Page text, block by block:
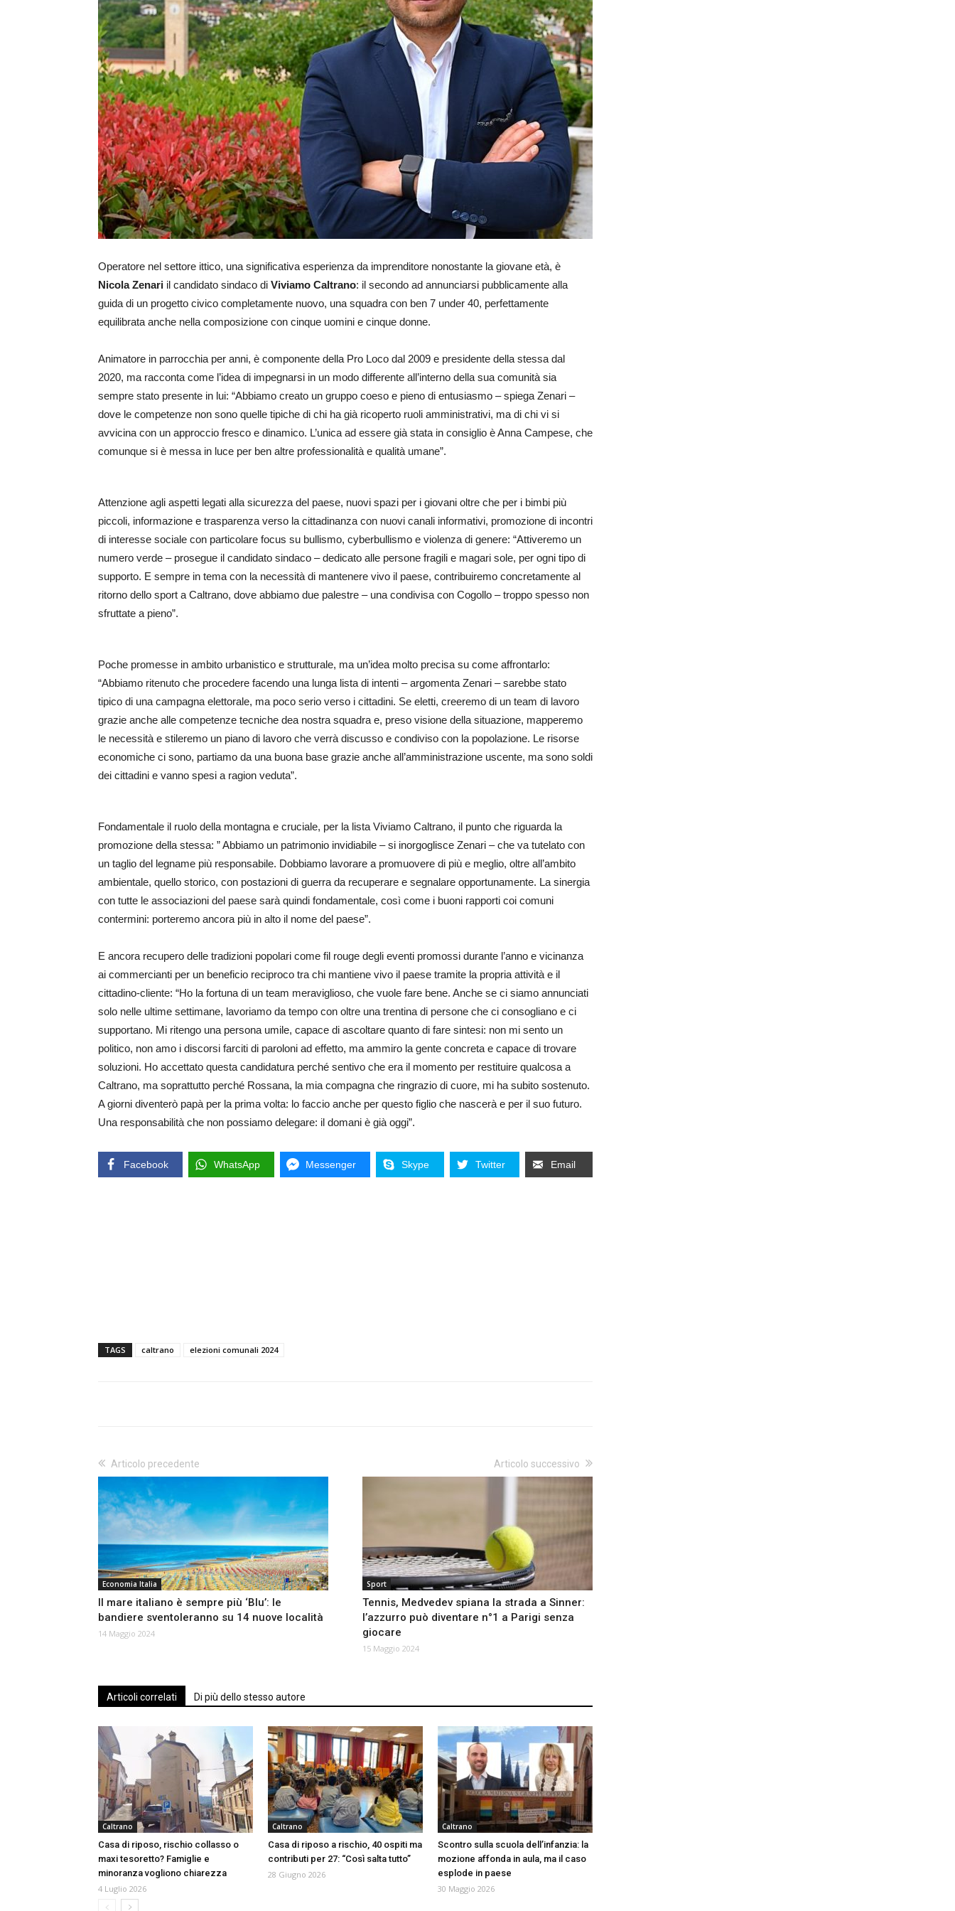
Operatore nel settore ittico, una significativa esperienza da imprenditore nonostante la giovane età, è
Nicola Zenari il candidato sindaco di Viviamo Caltrano: il secondo ad annunciarsi pubblicamente alla
guida di un progetto civico completamente nuovo, una squadra con ben 7 under 40, perfettamente
equilibrata anche nella composizione con cinque uomini e cinque donne.
Animatore in parrocchia per anni, è componente della Pro Loco dal 2009 e presidente della stessa dal
2020, ma racconta come l’idea di impegnarsi in un modo differente all’interno della sua comunità sia
sempre stato presente in lui: “Abbiamo creato un gruppo coeso e pieno di entusiasmo – spiega Zenari –
dove le competenze non sono quelle tipiche di chi ha già ricoperto ruoli amministrativi, ma di chi vi si
avvicina con un approccio fresco e dinamico. L’unica ad essere già stata in consiglio è Anna Campese, che
comunque si è messa in luce per ben altre professionalità e qualità umane”.
Attenzione agli aspetti legati alla sicurezza del paese, nuovi spazi per i giovani oltre che per i bimbi più
piccoli, informazione e trasparenza verso la cittadinanza con nuovi canali informativi, promozione di incontri
di interesse sociale con particolare focus su bullismo, cyberbullismo e violenza di genere: “Attiveremo un
numero verde – prosegue il candidato sindaco – dedicato alle persone fragili e magari sole, per ogni tipo di
supporto. E sempre in tema con la necessità di mantenere vivo il paese, contribuiremo concretamente al
ritorno dello sport a Caltrano, dove abbiamo due palestre – una condivisa con Cogollo – troppo spesso non
sfruttate a pieno”.
Poche promesse in ambito urbanistico e strutturale, ma un’idea molto precisa su come affrontarlo:
“Abbiamo ritenuto che procedere facendo una lunga lista di intenti – argomenta Zenari – sarebbe stato
tipico di una campagna elettorale, ma poco serio verso i cittadini. Se eletti, creeremo di un team di lavoro
grazie anche alle competenze tecniche dea nostra squadra e, preso visione della situazione, mapperemo
le necessità e stileremo un piano di lavoro che verrà discusso e condiviso con la popolazione. Le risorse
economiche ci sono, partiamo da una buona base grazie anche all’amministrazione uscente, ma sono soldi
dei cittadini e vanno spesi a ragion veduta”.
Fondamentale il ruolo della montagna e cruciale, per la lista Viviamo Caltrano, il punto che riguarda la
promozione della stessa: ” Abbiamo un patrimonio invidiabile – si inorgoglisce Zenari – che va tutelato con
un taglio del legname più responsabile. Dobbiamo lavorare a promuovere di più e meglio, oltre all’ambito
ambientale, quello storico, con postazioni di guerra da recuperare e segnalare opportunamente. La sinergia
con tutte le associazioni del paese sarà quindi fondamentale, così come i buoni rapporti coi comuni
contermini: porteremo ancora più in alto il nome del paese”.
E ancora recupero delle tradizioni popolari come fil rouge degli eventi promossi durante l’anno e vicinanza
ai commercianti per un beneficio reciproco tra chi mantiene vivo il paese tramite la propria attività e il
cittadino-cliente: “Ho la fortuna di un team meraviglioso, che vuole fare bene. Anche se ci siamo annunciati
solo nelle ultime settimane, lavoriamo da tempo con oltre una trentina di persone che ci consogliano e ci
supportano. Mi ritengo una persona umile, capace di ascoltare quanto di fare sintesi: non mi sento un
politico, non amo i discorsi farciti di paroloni ad effetto, ma ammiro la gente concreta e capace di trovare
soluzioni. Ho accettato questa candidatura perché sentivo che era il momento per restituire qualcosa a
Caltrano, ma soprattutto perché Rossana, la mia compagna che ringrazio di cuore, mi ha subito sostenuto.
A giorni diventerò papà per la prima volta: lo faccio anche per questo figlio che nascerà e per il suo futuro.
Una responsabilità che non possiamo delegare: il domani è già oggi”.
Facebook WhatsApp Messenger Skype Twitter Email
TAGS caltrano elezioni comunali 2024
Articolo precedente
Economia Italia
Il mare italiano è sempre più ‘Blu’: le
bandiere sventoleranno su 14 nuove località
14 Maggio 2024
Articolo successivo
Sport
Tennis, Medvedev spiana la strada a Sinner:
l’azzurro può diventare n°1 a Parigi senza
giocare
15 Maggio 2024
Articoli correlati Di più dello stesso autore
Caltrano
Casa di riposo, rischio collasso o
maxi tesoretto? Famiglie e
minoranza vogliono chiarezza
4 Luglio 2026
Caltrano
Casa di riposo a rischio, 40 ospiti ma
contributi per 27: “Così salta tutto”
28 Giugno 2026
Caltrano
Scontro sulla scuola dell’infanzia: la
mozione affonda in aula, ma il caso
esplode in paese
30 Maggio 2026